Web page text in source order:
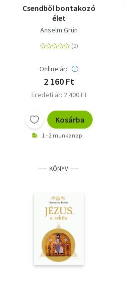
Csendből bontakozó
élet
Anselm Grün
Online ár:
2 160 Ft
Eredeti ár: 2 400 Ft
Kosárba
1 - 2 munkanap
KÖNYV